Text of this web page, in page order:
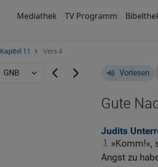
Mediathek TV Programm
Kapitel 11 Vers 4
Vorlesen
Gute
Judits
1
»Komm!«,
Angst zu